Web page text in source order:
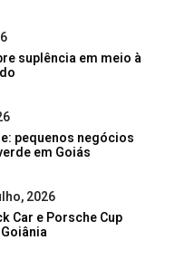
suplência em meio à
pequenos negócios
em Goiás
2026
Car e Porsche Cup